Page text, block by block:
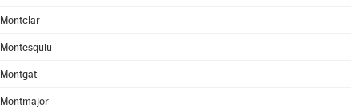
Montclar
Montesquiu
Montgat
Montmajor